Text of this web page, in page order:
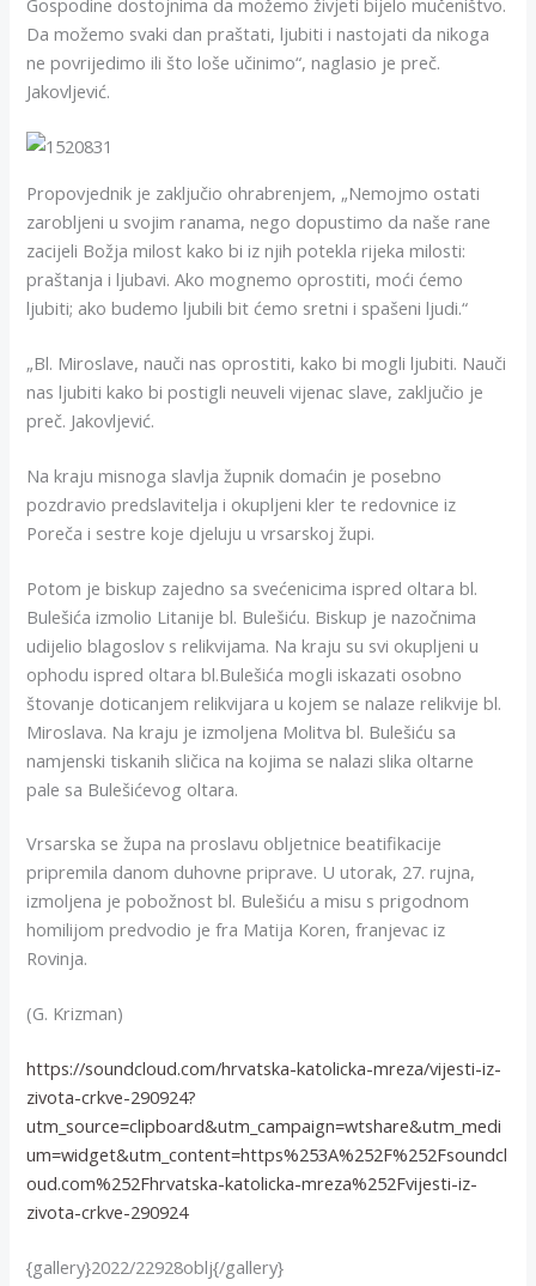
Gospodine dostojnima da možemo živjeti bijelo mučeništvo.
Da možemo svaki dan praštati, ljubiti i nastojati da nikoga
ne povrijedimo ili što loše učinimo“, naglasio je preč.
Jakovljević.
Propovjednik je zaključio ohrabrenjem, „Nemojmo ostati
zarobljeni u svojim ranama, nego dopustimo da naše rane
zacijeli Božja milost kako bi iz njih potekla rijeka milosti:
praštanja i ljubavi. Ako mognemo oprostiti, moći ćemo
ljubiti; ako budemo ljubili bit ćemo sretni i spašeni ljudi.“
„Bl. Miroslave, nauči nas oprostiti, kako bi mogli ljubiti. Nauči
nas ljubiti kako bi postigli neuveli vijenac slave, zaključio je
preč. Jakovljević.
Na kraju misnoga slavlja župnik domaćin je posebno
pozdravio predslavitelja i okupljeni kler te redovnice iz
Poreča i sestre koje djeluju u vrsarskoj župi.
Potom je biskup zajedno sa svećenicima ispred oltara bl.
Bulešića izmolio Litanije bl. Bulešiću. Biskup je nazočnima
udijelio blagoslov s relikvijama. Na kraju su svi okupljeni u
ophodu ispred oltara bl.Bulešića mogli iskazati osobno
štovanje doticanjem relikvijara u kojem se nalaze relikvije bl.
Miroslava. Na kraju je izmoljena Molitva bl. Bulešiću sa
namjenski tiskanih sličica na kojima se nalazi slika oltarne
pale sa Bulešićevog oltara.
Vrsarska se župa na proslavu obljetnice beatifikacije
pripremila danom duhovne priprave. U utorak, 27. rujna,
izmoljena je pobožnost bl. Bulešiću a misu s prigodnom
homilijom predvodio je fra Matija Koren, franjevac iz
Rovinja.
(G. Krizman)
https://soundcloud.com/hrvatska-katolicka-mreza/vijesti-iz-
zivota-crkve-290924?
utm_source=clipboard&utm_campaign=wtshare&utm_medi
um=widget&utm_content=https%253A%252F%252Fsoundcl
oud.com%252Fhrvatska-katolicka-mreza%252Fvijesti-iz-
zivota-crkve-290924
{gallery}2022/22928oblj{/gallery}